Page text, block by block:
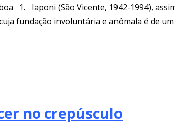
1. Iaponi (São Vicente, 1942-1994),
fundação involuntária e anômala é de
no crepúsculo